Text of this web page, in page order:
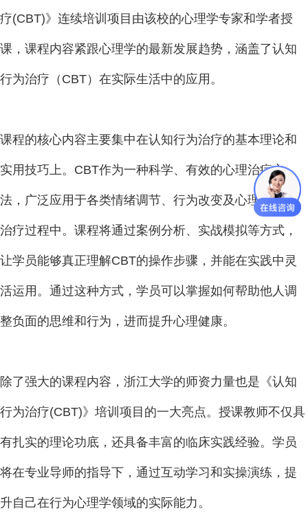
疗(CBT)》连续培训项目由该校的心理学专家和学者授
课，课程内容紧跟心理学的最新发展趋势，涵盖了认知
行为治疗（CBT）在实际生活中的应用。
课程的核心内容主要集中在认知行为治疗的基本理论和
实用技巧上。CBT作为一种科学、有效的心理治疗方
法，广泛应用于各类情绪调节、行为改变及心理问题的
治疗过程中。课程将通过案例分析、实战模拟等方式，
让学员能够真正理解CBT的操作步骤，并能在实践中灵
活运用。通过这种方式，学员可以掌握如何帮助他人调
整负面的思维和行为，进而提升心理健康。
除了强大的课程内容，浙江大学的师资力量也是《认知
行为治疗(CBT)》培训项目的一大亮点。授课教师不仅具
有扎实的理论功底，还具备丰富的临床实践经验。学员
将在专业导师的指导下，通过互动学习和实操演练，提
升自己在行为心理学领域的实际能力。